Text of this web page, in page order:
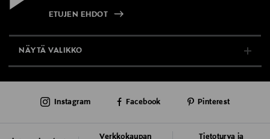
ETUJEN EHDOT
NÄYTÄ VALIKKO
AJANKOHTAISTA
Verkkokaupan Tietoturva ja
Instagram Facebook Pinterest